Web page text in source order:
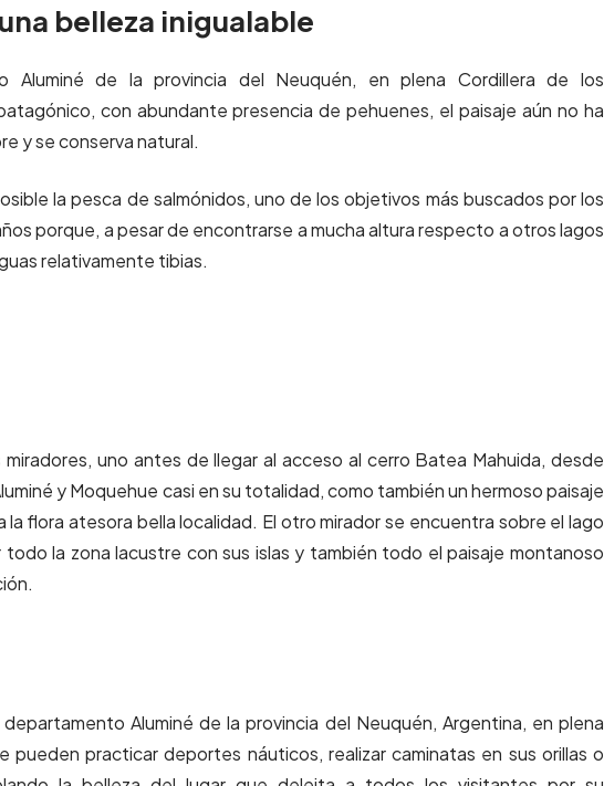
belleza inigualable
Aluminé de la provincia del Neuquén, en plena Cordillera de los
con abundante presencia de pehuenes, el paisaje aún no ha
y se conserva natural.
la pesca de salmónidos, uno de los objetivos más buscados por los
porque, a pesar de encontrarse a mucha altura respecto a otros lagos
relativamente tibias.
uno antes de llegar al acceso al cerro Batea Mahuida, desde
y Moquehue casi en su totalidad, como también un hermoso paisaje
flora atesora bella localidad. El otro mirador se encuentra sobre el lago
la zona lacustre con sus islas y también todo el paisaje montanoso
Aluminé de la provincia del Neuquén, Argentina, en plena
pueden practicar deportes náuticos, realizar caminatas en sus orillas o